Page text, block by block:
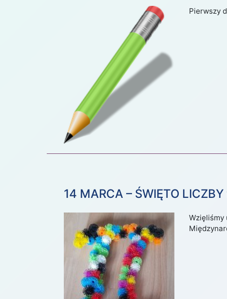
Pierwszy
14 MARCA – ŚWIĘTO LICZBY
Wzięliśmy